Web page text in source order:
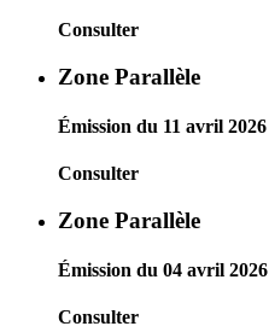
Consulter
Zone Parallèle
Émission du 11 avril 2026
Consulter
Zone Parallèle
Émission du 04 avril 2026
Consulter